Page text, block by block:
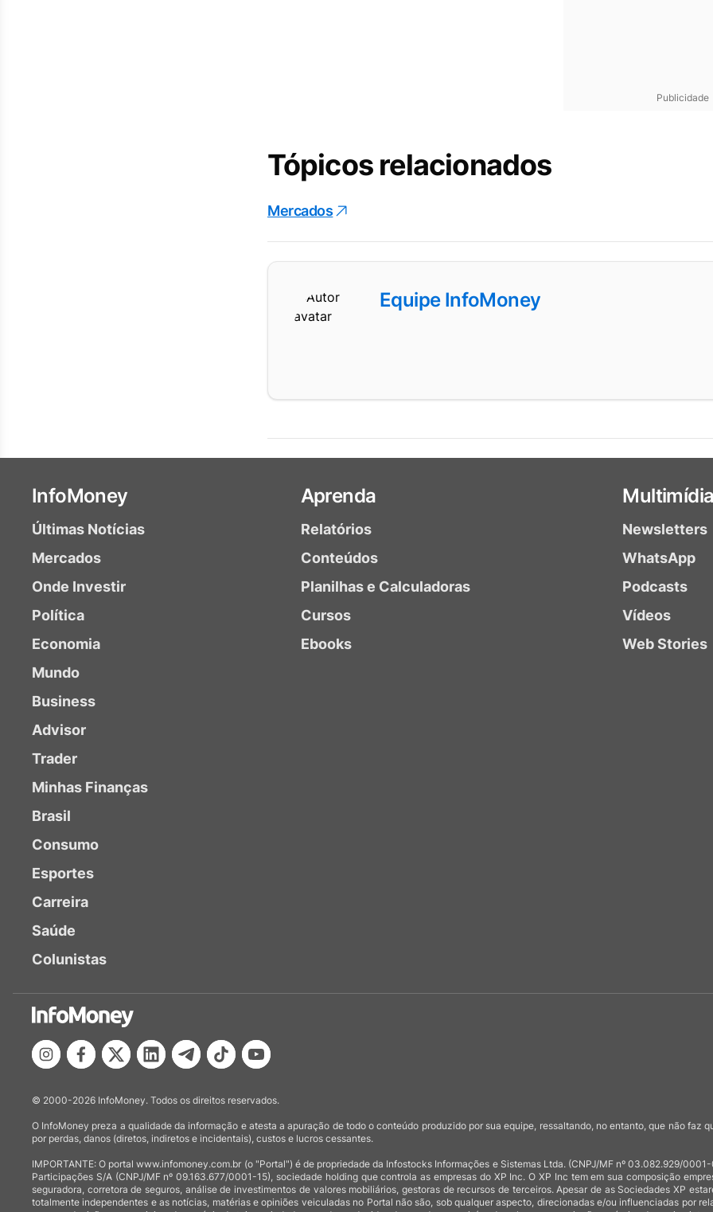
Publicidade
Tópicos relacionados
Mercados
Equipe InfoMoney
InfoMoney
Últimas Notícias
Mercados
Onde Investir
Política
Economia
Mundo
Business
Advisor
Trader
Minhas Finanças
Brasil
Consumo
Esportes
Carreira
Saúde
Colunistas
Aprenda
Relatórios
Conteúdos
Planilhas e Calculadoras
Cursos
Ebooks
Multimídia
Newsletters
WhatsApp
Podcasts
Vídeos
Web Stories
© 2000-2026 InfoMoney. Todos os direitos reservados.
O InfoMoney preza a qualidade da informação e atesta a apuração de todo o conteúdo produzido por sua equipe, ressaltando, no entanto, que não faz
por perdas, danos (diretos, indiretos e incidentais), custos e lucros cessantes.
IMPORTANTE: O portal www.infomoney.com.br (o "Portal") é de propriedade da Infostocks Informações e Sistemas Ltda. (CNPJ/MF nº 03.082.929/
Participações S/A (CNPJ/MF nº 09.163.677/0001-15), sociedade holding que controla as empresas do XP Inc. O XP Inc tem em sua composição
seguradora, corretora de seguros, análise de investimentos de valores mobiliários, gestoras de recursos de terceiros. Apesar de as Sociedades XP
totalmente independentes e as notícias, matérias e opiniões veiculadas no Portal não são, sob qualquer aspecto, direcionadas e/ou influenciadas por